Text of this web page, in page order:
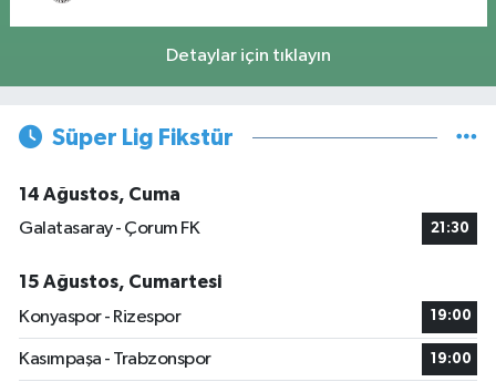
Detaylar için tıklayın
Süper Lig Fikstür
14 Ağustos, Cuma
Galatasaray - Çorum FK
21:30
15 Ağustos, Cumartesi
Konyaspor - Rizespor
19:00
Kasımpaşa - Trabzonspor 19:00